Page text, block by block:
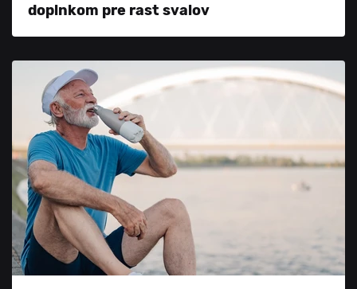
doplnkom pre rast svalov